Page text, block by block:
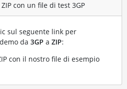
con un file di test 3GP
sul seguente link per
da 3GP a ZIP:
con il nostro file di esempio